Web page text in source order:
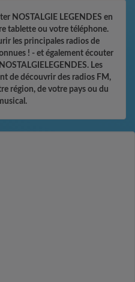
NOSTALGIE LEGENDES en
tablette ou votre téléphone.
les principales radios de
! - et également écouter
Les
de découvrir des radios FM,
région, de votre pays ou du